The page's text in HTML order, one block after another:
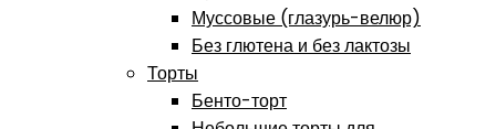
Муссовые (глазурь-велюр)
Без глютена и без лактозы
Торты
Бенто-торт